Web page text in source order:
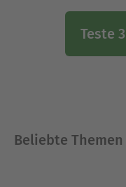
Teste
Beliebte Themen